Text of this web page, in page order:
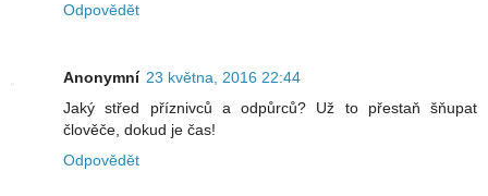
Odpovědět
Anonymní 23 května, 2016 22:44
Jaký střed příznivců a odpůrců? Už to přestaň šňupat
člověče, dokud je čas!
Odpovědět